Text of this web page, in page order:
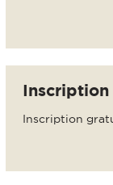
Inscription
Inscription